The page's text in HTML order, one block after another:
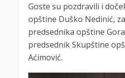
Goste su pozdravili i
opštine Duško Nedinić,
predsednika opštine
predsednik Skupštine
Aćimović.